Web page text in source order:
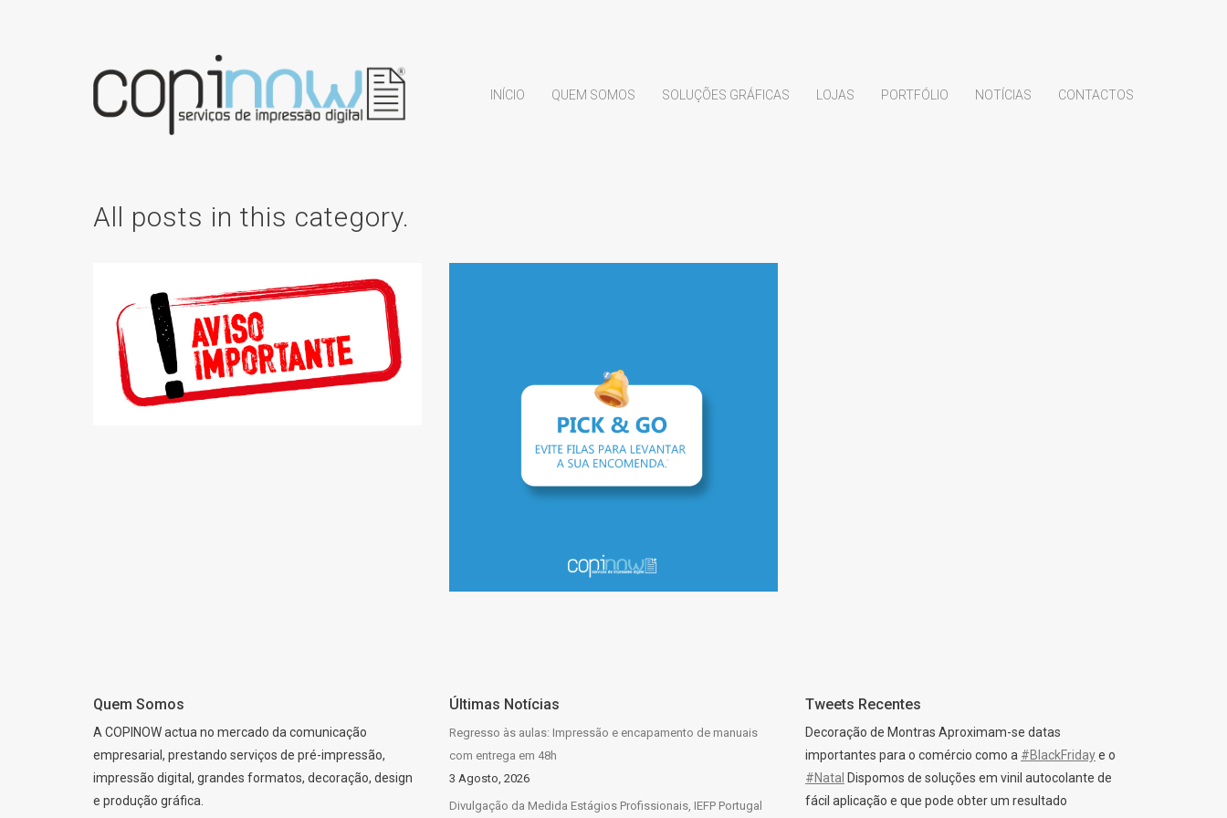
INÍCIO QUEM SOMOS SOLUÇÕES GRÁFICAS LOJAS PORTFÓLIO NOTÍCIAS CONTACTOS
All posts in this category.
COMUNICADO:
ATUALIZAÇÃO
IMPORTANTE
SERVIÇO “PICK &
GO”: EVITE FILAS
PARA LEVANTAR A
SUA ENCOMENDA
Quem Somos
A COPINOW actua no mercado da comunicação
empresarial, prestando serviços de pré-impressão,
impressão digital, grandes formatos, decoração, design
e produção gráfica.
Últimas Notícias
Regresso às aulas: Impressão e encapamento de manuais
com entrega em 48h
3 Agosto, 2026
Divulgação da Medida Estágios Profissionais, IEFP Portugal
Tweets Recentes
Decoração de Montras Aproximam-se datas
importantes para o comércio como a #BlackFridaye o
#Natal Dispomos de soluções em vinil autocolante de
fácil aplicação e que pode obter um resultado